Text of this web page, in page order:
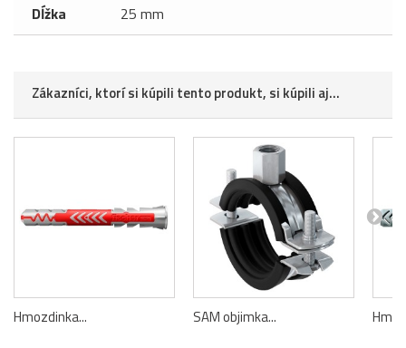
Dĺžka
25 mm
Zákazníci, ktorí si kúpili tento produkt, si kúpili aj...
Hmozdinka... SAM objimka...